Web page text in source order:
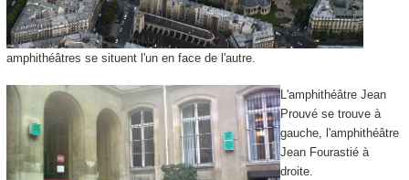
amphithéâtres se situent l'un en face de l'autre.
L'amphithéâtre Jean
Prouvé se trouve à
gauche, l'amphithéâtre
Jean Fourastié à
droite.